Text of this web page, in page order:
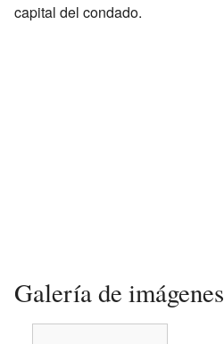
capital del condado.
Galería de imágenes